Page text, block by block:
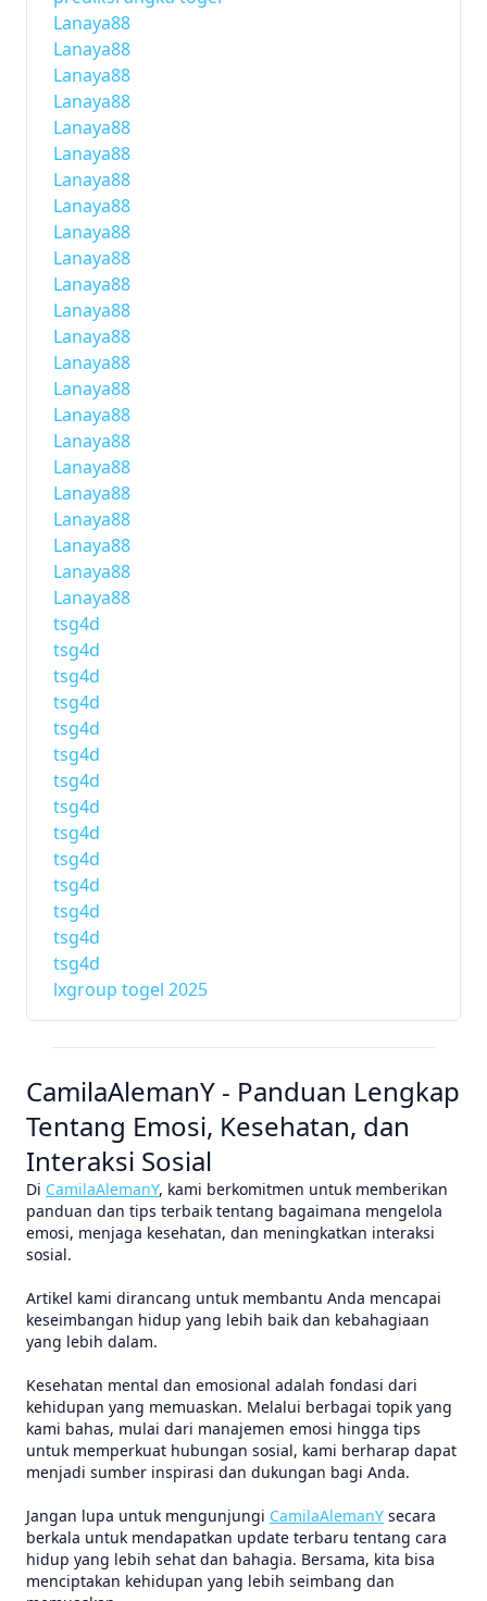
Lanaya88
Lanaya88
Lanaya88
Lanaya88
Lanaya88
Lanaya88
Lanaya88
Lanaya88
Lanaya88
Lanaya88
Lanaya88
Lanaya88
Lanaya88
Lanaya88
Lanaya88
Lanaya88
Lanaya88
Lanaya88
Lanaya88
Lanaya88
Lanaya88
Lanaya88
Lanaya88
tsg4d
tsg4d
tsg4d
tsg4d
tsg4d
tsg4d
tsg4d
tsg4d
tsg4d
tsg4d
tsg4d
tsg4d
tsg4d
tsg4d
lxgroup togel 2025
CamilaAlemanY - Panduan Lengkap
Tentang Emosi, Kesehatan, dan
Interaksi Sosial
Di CamilaAlemanY, kami berkomitmen untuk memberikan
panduan dan tips terbaik tentang bagaimana mengelola
emosi, menjaga kesehatan, dan meningkatkan interaksi
sosial.
Artikel kami dirancang untuk membantu Anda mencapai
keseimbangan hidup yang lebih baik dan kebahagiaan
yang lebih dalam.
Kesehatan mental dan emosional adalah fondasi dari
kehidupan yang memuaskan. Melalui berbagai topik yang
kami bahas, mulai dari manajemen emosi hingga tips
untuk memperkuat hubungan sosial, kami berharap dapat
menjadi sumber inspirasi dan dukungan bagi Anda.
Jangan lupa untuk mengunjungi CamilaAlemanY secara
berkala untuk mendapatkan update terbaru tentang cara
hidup yang lebih sehat dan bahagia. Bersama, kita bisa
menciptakan kehidupan yang lebih seimbang dan